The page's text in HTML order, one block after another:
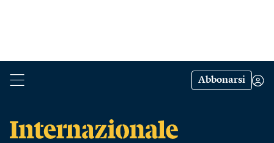
Abbonarsi